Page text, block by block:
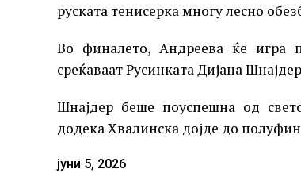
руската тенисерка многу лесно
Во финалето, Андреева ќе игра
среќаваат Русинката Дијана
Шнајдер беше поуспешна од
додека Хвалинска дојде до
јуни 5, 2026